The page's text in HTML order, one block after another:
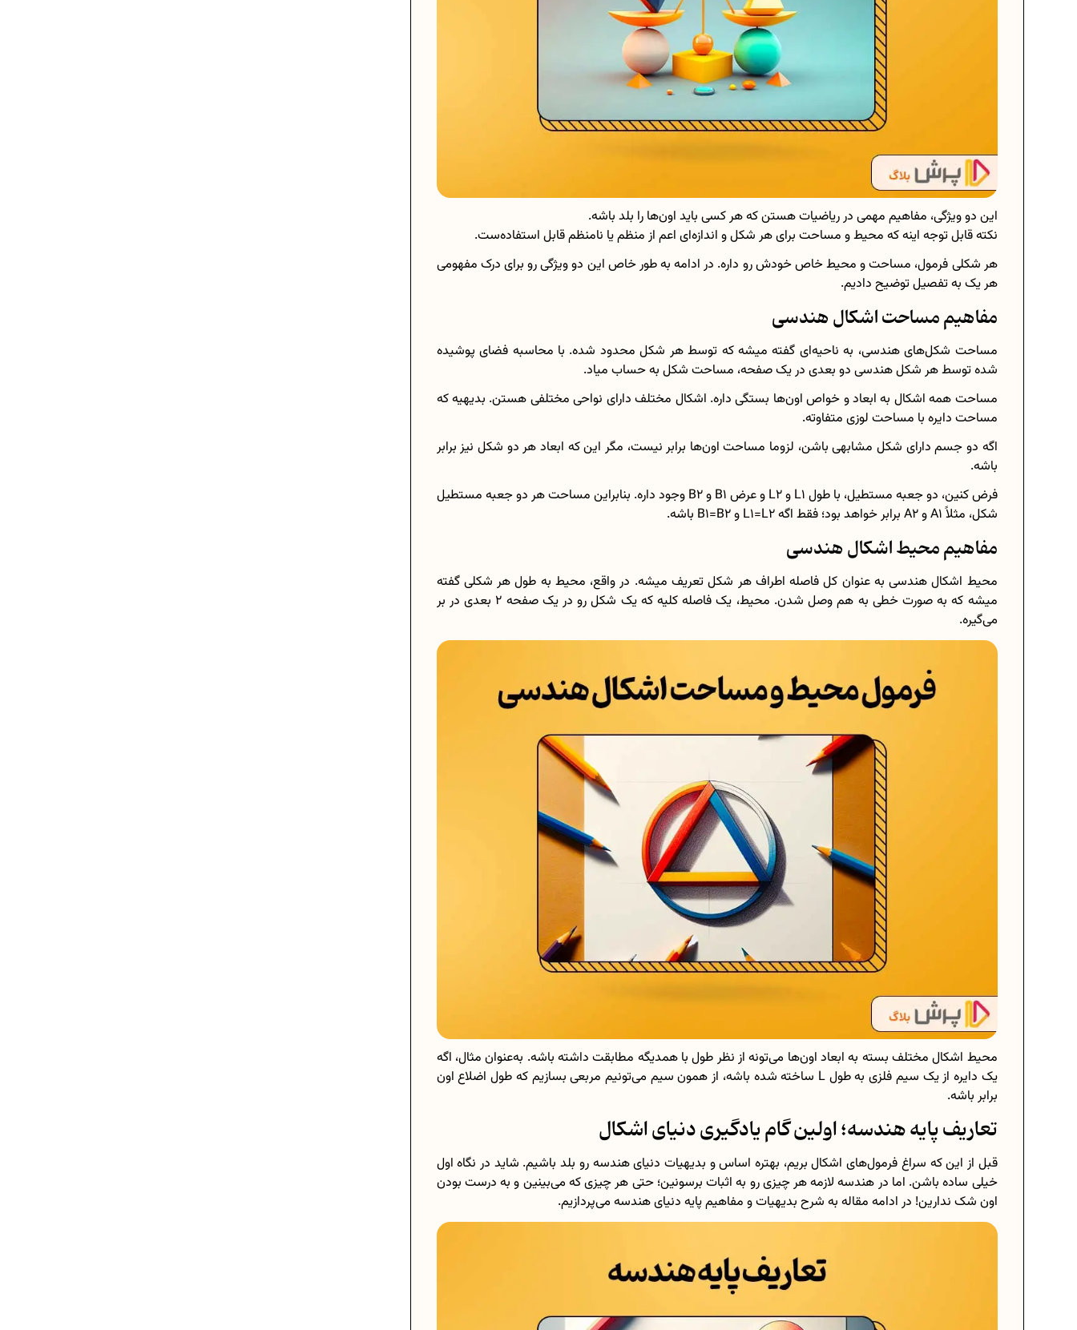
این دو ویژگی، مفاهیم مهمی در ریاضیات هستن که هر کسی باید اون‌ها را بلد باشه.
نکته قابل‌ توجه اینه که محیط و مساحت برای هر شکل و اندازه‌ای اعم از منظم یا نامنظم قابل استفاده‌ست.
هر شکلی فرمول، مساحت و محیط خاص خودش رو داره. در ادامه به ‌طور خاص این دو ویژگی رو برای درک مفهومی
هر یک به تفصیل توضیح دادیم.
مفاهیم مساحت اشکال هندسی
مساحت شکل‌های هندسی، به ناحیه‌ای گفته میشه که توسط هر شکل محدود شده. با محاسبه فضای پوشیده
شده توسط هر شکل هندسی دو بعدی در یک صفحه، مساحت شکل به حساب میاد.
مساحت همه اشکال به ابعاد و خواص اون‌ها بستگی داره. اشکال مختلف دارای نواحی مختلفی هستن. بدیهیه که
مساحت دایره با مساحت لوزی متفاوته.
اگه دو جسم دارای شکل مشابهی باشن، لزوما مساحت اون‌ها برابر نیست، مگر این که ابعاد هر دو شکل نیز برابر
باشه.
فرض کنین، دو جعبه مستطیل، با طول L1 و L2 و عرض B1 و B2 وجود داره. بنابراین مساحت هر دو جعبه مستطیل
شکل، مثلاً A1 و A2 برابر خواهد بود؛ فقط اگه L1=L2 و B1=B2 باشه.
مفاهیم محیط اشکال هندسی
محیط اشکال هندسی به عنوان کل فاصله اطراف هر شکل تعریف میشه. در واقع، محیط به طول هر شکلی گفته
میشه که به صورت خطی به هم وصل شدن. محیط، یک فاصله کلیه که یک شکل رو در یک صفحه 2 بعدی در بر
می‌گیره.
محیط اشکال مختلف بسته به ابعاد اون‌ها می‌تونه از نظر طول با همدیگه مطابقت داشته باشه. به‌عنوان مثال، اگه
یک دایره از یک سیم فلزی به طول L ساخته شده باشه، از همون سیم می‌تونیم مربعی بسازیم که طول اضلاع اون
برابر باشه.
تعاریف پایه هندسه؛ اولین گام یادگیری دنیای اشکال
قبل از این که سراغ فرمول‌های اشکال بریم، بهتره اساس و بدیهیات دنیای هندسه رو بلد باشیم. شاید در نگاه اول
خیلی ساده باشن. اما در هندسه لازمه هر چیزی رو به اثبات برسونین؛ حتی هر چیزی که می‌بینین و به درست بودن
اون شک ندارین! در ادامه مقاله به شرح بدیهیات و مفاهیم پایه دنیای هندسه می‌پردازیم.